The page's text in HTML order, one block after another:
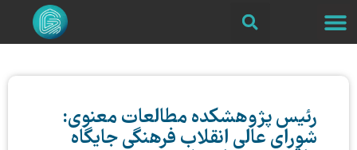
رئیس پژوهشکده مطالعات معنوی:
شورای عالی انقلاب فرهنگی جایگاه